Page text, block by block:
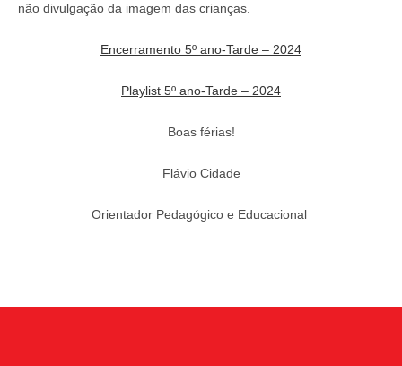
não divulgação da imagem das crianças.
Encerramento 5º ano-Tarde – 2024
Playlist 5º ano-Tarde – 2024
Boas férias!
Flávio Cidade
Orientador Pedagógico e Educacional